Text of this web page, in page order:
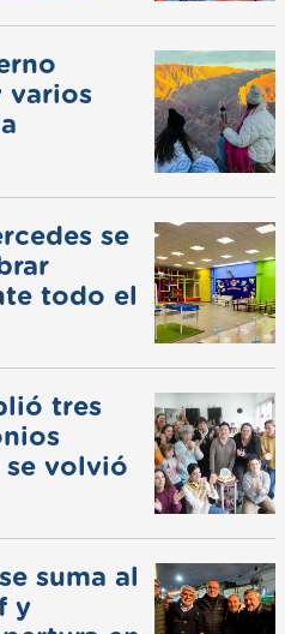
varios
se
todo el
tres
se volvió
suma al
y